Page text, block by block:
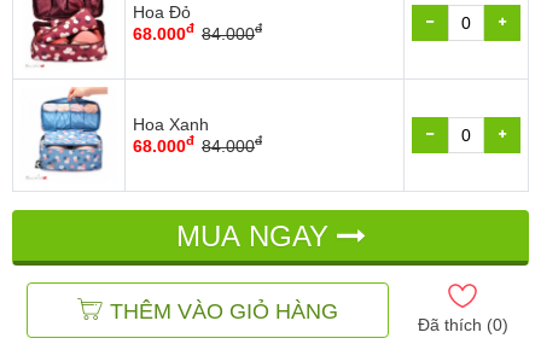
Hoa Đỏ
68.000đ 84.000đ
Hoa Xanh
68.000đ 84.000đ
MUA NGAY
THÊM VÀO GIỎ HÀNG
Đã thích (0)